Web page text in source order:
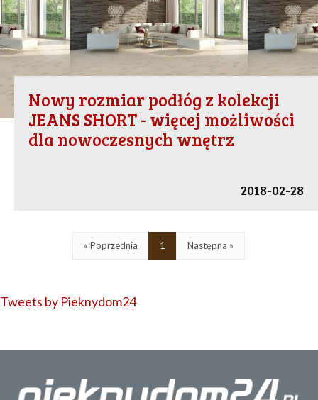
Nowy rozmiar podłóg z kolekcji
JEANS SHORT - więcej możliwości
dla nowoczesnych wnętrz
2018-02-28
« Poprzednia 1 Następna »
Tweets by Pieknydom24